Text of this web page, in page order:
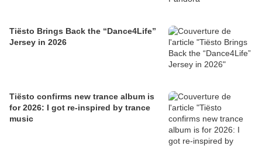
Tiësto Brings Back the “Dance4Life”
Jersey in 2026
Tiësto confirms new trance album is
for 2026: I got re-inspired by trance
music